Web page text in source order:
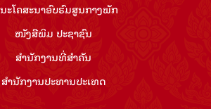
ະໂຄສະນາອົບຮົມ​ສູນ​ກາງ​ພັກ
ໜັງສືພິມ ປະ​ຊາ​ຊົນ
ສຳ​ນັກ​ງານ​ທີ່​ສຳ​ຄັນ
ສຳ​ນັກ​ງານ​ປະ​ທານ​ປະ​ເທດ